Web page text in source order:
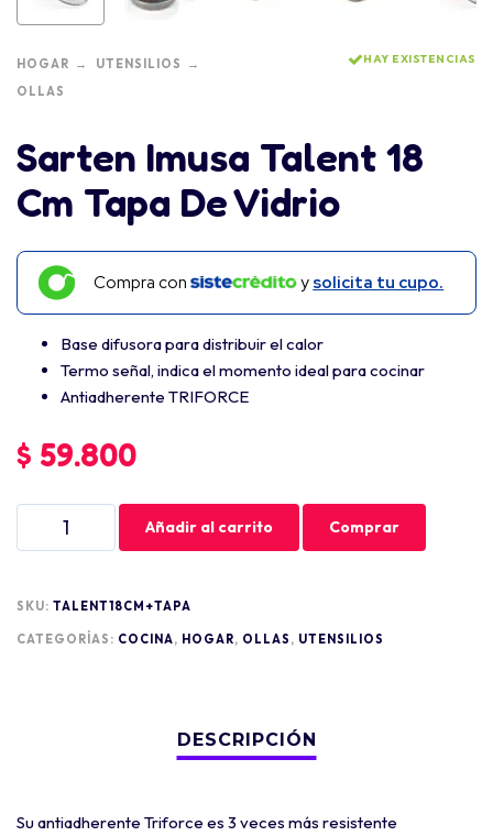
HOGAR
UTENSILIOS
OLLAS
HAY EXISTENCIAS
Sarten Imusa Talent 18
Cm Tapa De Vidrio
Compra con y solicita tu cupo.
Base difusora para distribuir el calor
Termo señal, indica el momento ideal para cocinar
Antiadherente TRIFORCE
$ 59.800
Añadir al carrito Comprar
SKU: TALENT18CM+TAPA
CATEGORÍAS: COCINA, HOGAR, OLLAS , UTENSILIOS
Su antiadherente Triforce es 3 veces más resistente